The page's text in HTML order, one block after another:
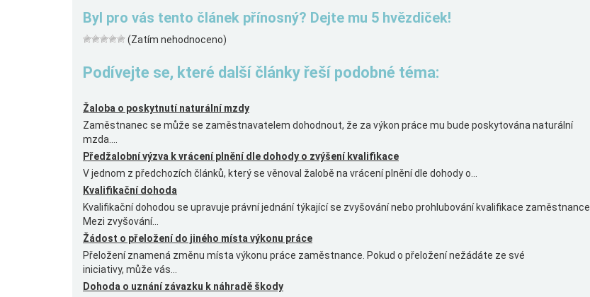
Byl pro vás tento článek přínosný? Dejte mu 5 hvězdiček!
(Zatím nehodnoceno)
Podívejte se, které další články řeší podobné téma:
Žaloba o poskytnutí naturální mzdy
Zaměstnanec se může se zaměstnavatelem dohodnout, že za výkon práce mu bude poskytována naturální
mzda....
Předžalobní výzva k vrácení plnění dle dohody o zvýšení kvalifikace
V jednom z předchozích článků, který se věnoval žalobě na vrácení plnění dle dohody o...
Kvalifikační dohoda
Kvalifikační dohodou se upravuje právní jednání týkající se zvyšování nebo prohlubování kvalifikace zaměstnance.
Mezi zvyšování...
Žádost o přeložení do jiného místa výkonu práce
Přeložení znamená změnu místa výkonu práce zaměstnance. Pokud o přeložení nežádáte ze své
iniciativy, může vás...
Dohoda o uznání závazku k náhradě škody